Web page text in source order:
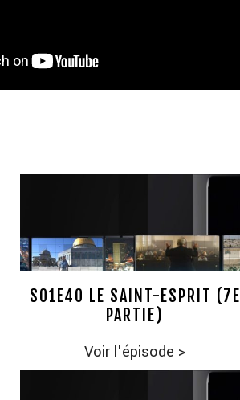
S01E40 LE SAINT-ESPRIT (7E
PARTIE)
Voir l'épisode >